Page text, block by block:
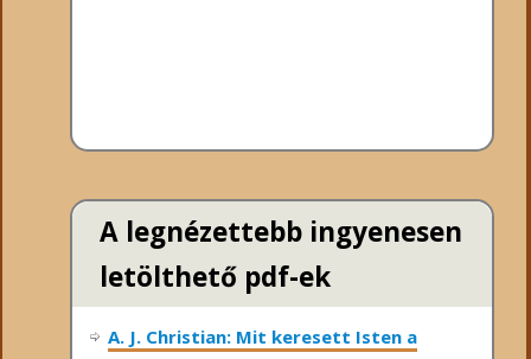
A legnézettebb ingyenesen
letölthető pdf-ek
A. J. Christian: Mit keresett Isten a